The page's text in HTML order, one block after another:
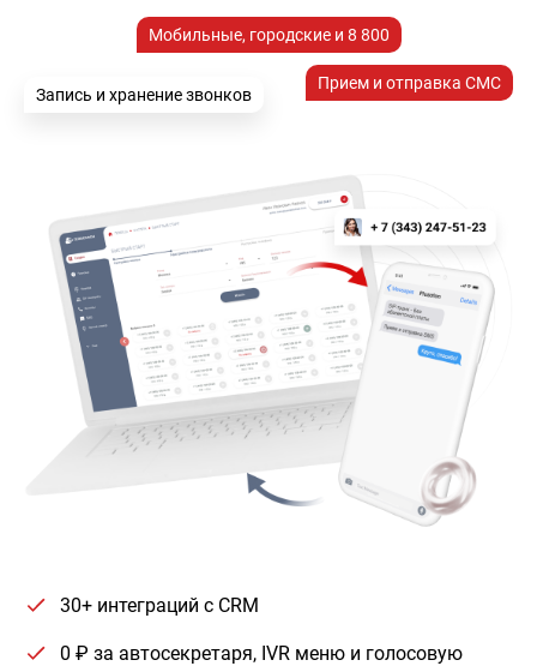
Мобильные, городские и 8 800
Прием и отправка СМС
Запись и хранение звонков
30+ интеграций с CRM
0 ₽ за автосекретаря, IVR меню и голосовую